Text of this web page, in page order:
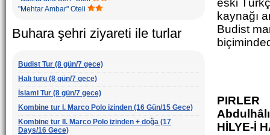
"Mehtar Ambar" Oteli
Buhara şehri ziyareti ile turlar
Budist Tur (8 gün/7 gece)
Halı turu (8 gün/7 gece)
İslami Tur (8 gün/7 gece)
Kombine tur I. Marco Polo izinden (16 Gün/15 Gece)
Kombine tur II. Marco Polo izinden + doğa (17
Days/16 Gece)
eski
kaynağı
Budist
PIRLER
HİLYE-İ